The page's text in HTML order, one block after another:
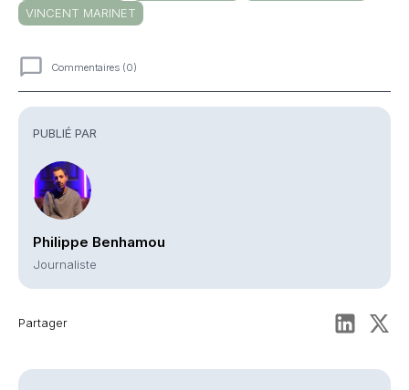
PUBLIÉ PAR
Philippe Benhamou
Journaliste
Partager
VINCENT MARINET
Commentaires (0)